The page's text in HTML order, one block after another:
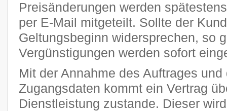
Preisänderungen werden
per E-Mail mitgeteilt. Sollte der
Geltungsbeginn widersprechen, so
Vergünstigungen werden sofort
Mit der Annahme des Auftrages und
Zugangsdaten kommt ein Vertrag
Dienstleistung zustande. Dieser